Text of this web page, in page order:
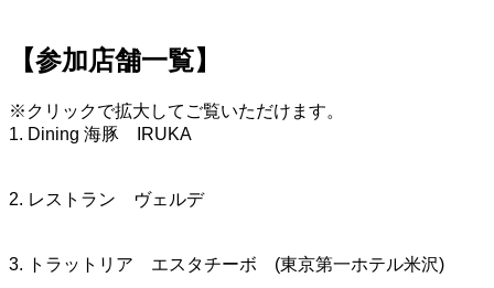
【参加店舗一覧】
※クリックで拡大してご覧いただけます。
1. Dining 海豚 IRUKA
2. レストラン ヴェルデ
3. トラットリア エスタチーボ (東京第一ホテル米沢)